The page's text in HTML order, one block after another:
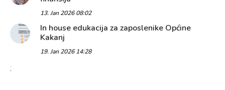
13. Jan 2026 08:02
In house edukacija za zaposlenike Općine
Kakanj
19. Jan 2026 14:28
;